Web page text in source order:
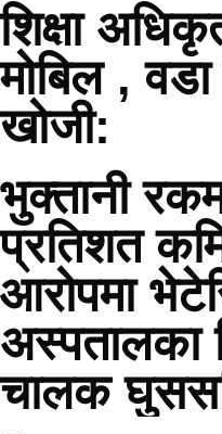
शिक्षा
मोबिल ,
खोजी:
भुक्तानी
प्रतिशत
आरोपमा
अस्पतालका
चालक